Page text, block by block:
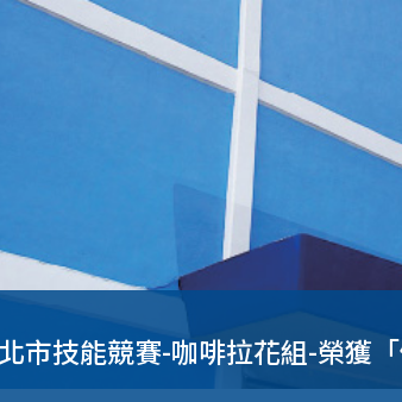
市技能競賽-咖啡拉花組-榮獲「